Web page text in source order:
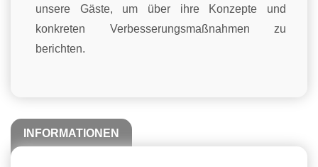
unsere Gäste, um über ihre Konzepte und
konkreten Verbesserungsmaßnahmen zu
berichten.
INFORMATIONEN